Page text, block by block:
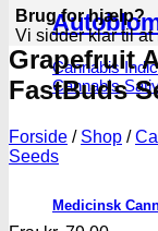
Cannabis
Cannabis
Medicinsk
Brug for hjælp?
Vi sidder klar til
Grapefruit
FastBuds
Forside / Shop /
Seeds